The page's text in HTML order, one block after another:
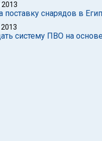
поставку снарядов в
систему ПВО на